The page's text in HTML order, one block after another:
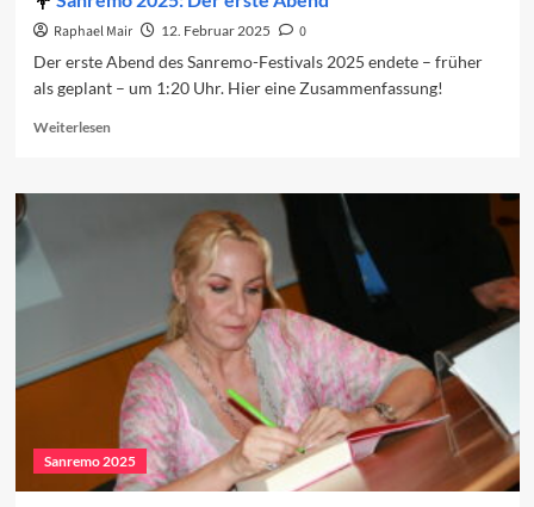
Raphael Mair 12. Februar 2025
0
Der erste Abend des Sanremo-Festivals 2025 endete – früher
als geplant – um 1:20 Uhr. Hier eine Zusammenfassung!
WeiterlesenRead
Sanremo
Sanremo 2025